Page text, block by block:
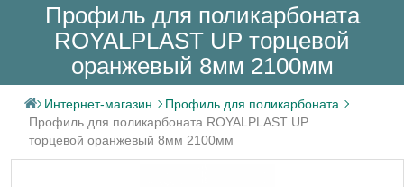
Профиль для поликарбоната
ROYALPLAST UP торцевой
оранжевый 8мм 2100мм
Интернет-магазин
Профиль для поликарбоната
Профиль для поликарбоната ROYALPLAST UP
торцевой оранжевый 8мм 2100мм